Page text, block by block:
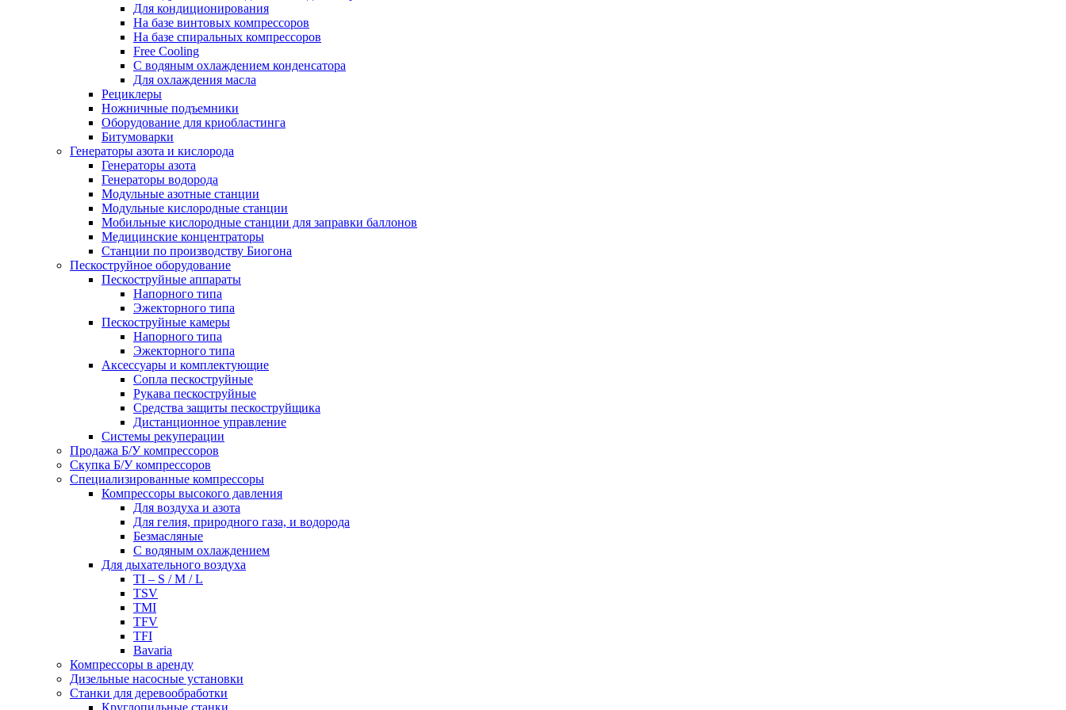
Для кондиционирования
На базе винтовых компрессоров
На базе спиральных компрессоров
Free Cooling
С водяным охлаждением конденсатора
Для охлаждения масла
Рециклеры
Ножничные подъемники
Оборудование для криобластинга
Битумоварки
Генераторы азота и кислорода
Генераторы азота
Генераторы водорода
Модульные азотные станции
Модульные кислородные станции
Мобильные кислородные станции для заправки баллонов
Медицинские концентраторы
Станции по производству Биогона
Пескоструйное оборудование
Пескоструйные аппараты
Напорного типа
Эжекторного типа
Пескоструйные камеры
Напорного типа
Эжекторного типа
Аксессуары и комплектующие
Сопла пескоструйные
Рукава пескоструйные
Средства защиты пескоструйщика
Дистанционное управление
Системы рекуперации
Продажа Б/У компрессоров
Скупка Б/У компрессоров
Специализированные компрессоры
Компрессоры высокого давления
Для воздуха и азота
Для гелия, природного газа, и водорода
Безмасляные
С водяным охлаждением
Для дыхательного воздуха
TI – S / M / L
TSV
TMI
TFV
TFI
Bavaria
Компрессоры в аренду
Дизельные насосные установки
Станки для деревообработки
Круглопильные станки